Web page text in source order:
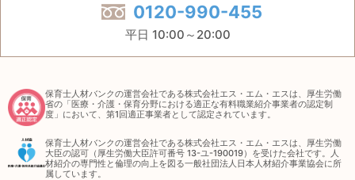
0120-990-455
平日 10:00～20:00
保育士人材バンクの運営会社である株式会社エス・エム・エスは、厚生労働
省の「医療・介護・保育分野における適正な有料職業紹介事業者の認定制
度」において、第1回適正事業者として認定されています。
保育士人材バンクの運営会社である株式会社エス・エム・エスは、厚生労働
大臣の認可（厚生労働大臣許可番号 13-ユ-190019）を受けた会社です。人
材紹介の専門性と倫理の向上を図る一般社団法人日本人材紹介事業協会に所
属しています。